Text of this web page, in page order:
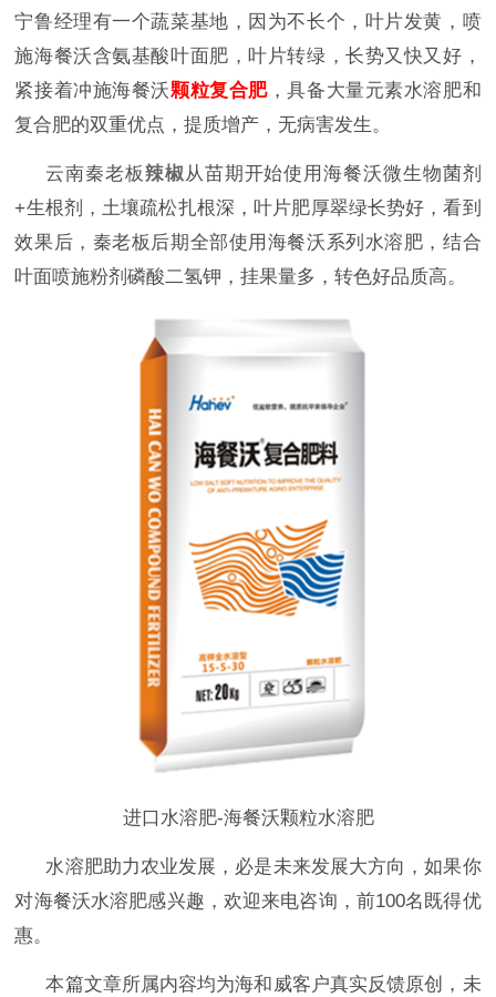
宁鲁经理有一个蔬菜基地，因为不长个，叶片发黄，喷
施海餐沃含氨基酸叶面肥，叶片转绿，长势又快又好，
紧接着冲施海餐沃颗粒复合肥，具备大量元素水溶肥和
复合肥的双重优点，提质增产，无病害发生。
云南秦老板辣椒从苗期开始使用海餐沃微生物菌剂
+生根剂，土壤疏松扎根深，叶片肥厚翠绿长势好，看到
效果后，秦老板后期全部使用海餐沃系列水溶肥，结合
叶面喷施粉剂磷酸二氢钾，挂果量多，转色好品质高。
进口水溶肥-海餐沃颗粒水溶肥
水溶肥助力农业发展，必是未来发展大方向，如果你
对海餐沃水溶肥感兴趣， 欢迎来电咨询，前100名既得优
惠。
本篇文章所属内容均为海和威客户真实反馈原创，未